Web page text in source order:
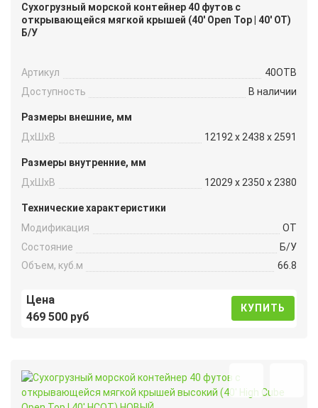
Сухогрузный морской контейнер 40 футов с
открывающейся мягкой крышей (40′ Open Top | 40′ OT)
Б/У
Артикул
40OTB
Доступность
В наличии
Размеры внешние, мм
ДxШxВ
12192 x 2438 x 2591
Размеры внутренние, мм
ДxШxВ
12029 x 2350 x 2380
Технические характеристики
Модификация
OT
Состояние
Б/У
Объем, куб.м
66.8
Цена
469 500 руб
КУПИТЬ